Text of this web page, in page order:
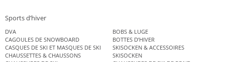
Sports d’hiver
DVA
BOBS & LUGE
CAGOULES DE SNOWBOARD
BOTTES D’HIVER
CASQUES DE SKI ET MASQUES DE SKI
SKISOCKEN & ACCESSOIRES
CHAUSSETTES & CHAUSSONS
SKISOCKEN